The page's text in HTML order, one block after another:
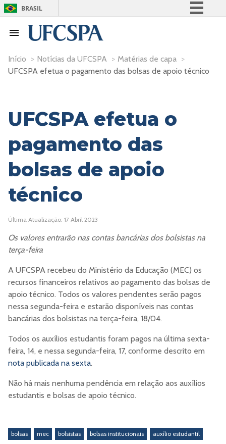
BRASIL
Participe
Acesso à informação
Início > Notícias da UFCSPA > Matérias de capa >
UFCSPA efetua o pagamento das bolsas de apoio técnico
UFCSPA efetua o
pagamento das
bolsas de apoio
técnico
Última Atualização: 17 Abril 2023
Os valores entrarão nas contas bancárias dos bolsistas na
terça-feira
A UFCSPA recebeu do Ministério da Educação (MEC) os
recursos financeiros relativos ao pagamento das bolsas de
apoio técnico. Todos os valores pendentes serão pagos
nessa segunda-feira e estarão disponíveis nas contas
bancárias dos bolsistas na terça-feira, 18/04.
Todos os auxílios estudantis foram pagos na última sexta-
feira, 14, e nessa segunda-feira, 17, conforme descrito em
nota publicada na sexta.
Não há mais nenhuma pendência em relação aos auxílios
estudantis e bolsas de apoio técnico.
bolsas mec bolsistas bolsas institucionais auxílio estudantil